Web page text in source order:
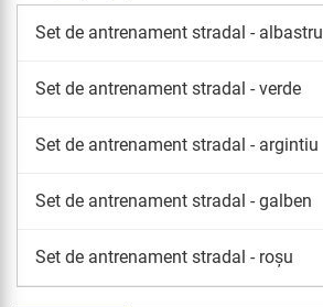
Set de antrenament stradal - albastru
Set de antrenament stradal - verde
Set de antrenament stradal - argintiu
Set de antrenament stradal - galben
Set de antrenament stradal - roșu